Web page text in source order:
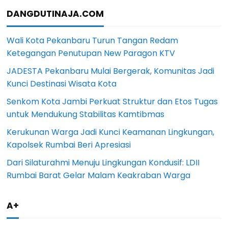
DANGDUTINAJA.COM
Wali Kota Pekanbaru Turun Tangan Redam
Ketegangan Penutupan New Paragon KTV
JADESTA Pekanbaru Mulai Bergerak, Komunitas Jadi
Kunci Destinasi Wisata Kota
Senkom Kota Jambi Perkuat Struktur dan Etos Tugas
untuk Mendukung Stabilitas Kamtibmas
Kerukunan Warga Jadi Kunci Keamanan Lingkungan,
Kapolsek Rumbai Beri Apresiasi
Dari Silaturahmi Menuju Lingkungan Kondusif: LDII
Rumbai Barat Gelar Malam Keakraban Warga
A+